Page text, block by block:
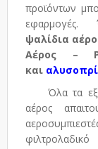
προϊόντων
ψαλίδια
Αέρος –
και
Όλα τα
αέρος